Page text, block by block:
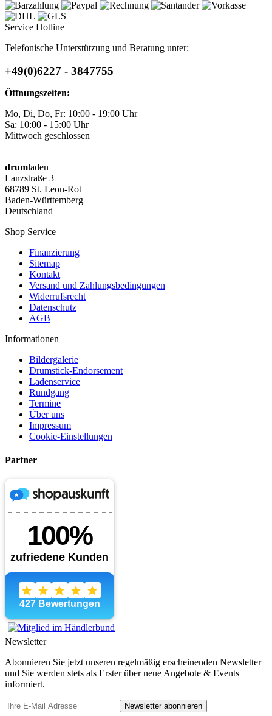
Service Hotline
Telefonische Unterstützung und Beratung unter:
+49(0)6227 - 3847755
Öffnungszeiten:
Mo, Di, Do, Fr: 10:00 - 19:00 Uhr
Sa: 10:00 - 15:00 Uhr
Mittwoch geschlossen
drumladen
Lanzstraße 3
68789 St. Leon-Rot
Baden-Württemberg
Deutschland
Shop Service
Finanzierung
Sitemap
Kontakt
Versand und Zahlungsbedingungen
Widerrufsrecht
Datenschutz
AGB
Informationen
Bildergalerie
Drumstick-Endorsement
Ladenservice
Rundgang
Termine
Über uns
Impressum
Cookie-Einstellungen
Partner
Newsletter
Abonnieren Sie jetzt unseren regelmäßig erscheinenden Newsletter
und Sie werden stets als Erster über neue Angebote & Events
informiert.
Newsletter abonnieren